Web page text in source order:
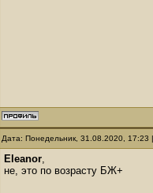
Дата: Понедельник, 31.08.2020,
Eleanor,
не, это по возрасту БЖ+